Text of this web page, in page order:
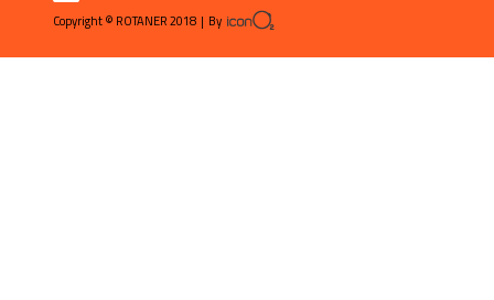
Copyright © ROTANER 2018 | By